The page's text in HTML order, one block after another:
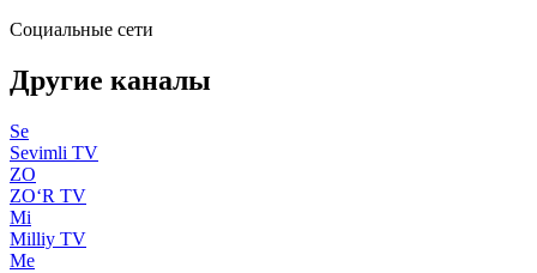
Социальные сети
Другие каналы
Se
Sevimli TV
ZO
ZO‘R TV
Mi
Milliy TV
Me